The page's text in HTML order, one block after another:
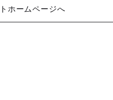
ホームページへ